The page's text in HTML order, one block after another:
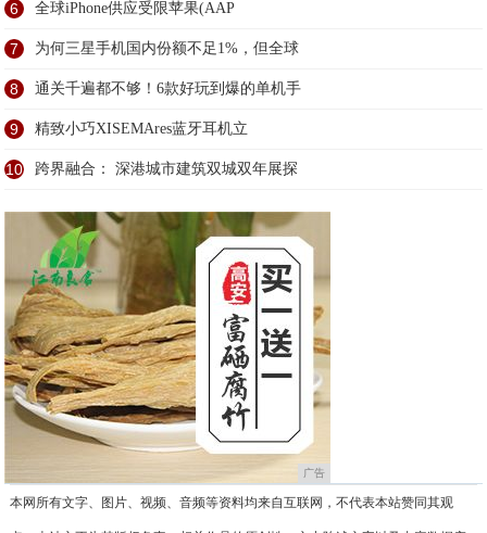
6 全球iPhone供应受限苹果(AAP
7 为何三星手机国内份额不足1%，但全球
8 通关千遍都不够！6款好玩到爆的单机手
9 精致小巧XISEMAres蓝牙耳机立
10 跨界融合： 深港城市建筑双城双年展探
广告
本网所有文字、图片、视频、音频等资料均来自互联网，不代表本站赞同其观